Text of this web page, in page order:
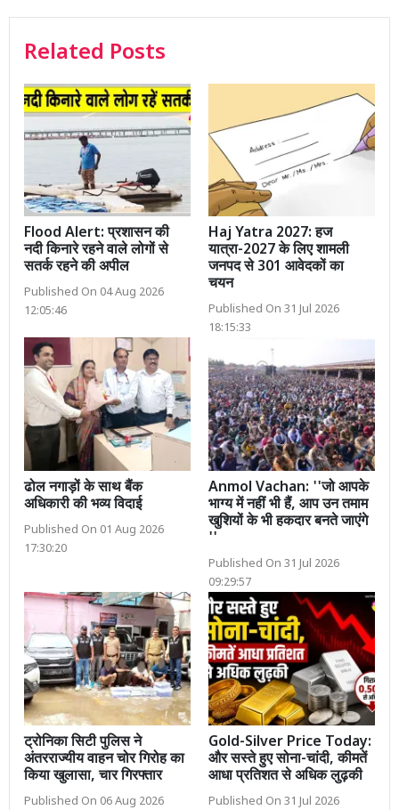
Related Posts
Flood Alert: प्रशासन की
नदी किनारे रहने वाले लोगों से
सतर्क रहने की अपील
Published On 04 Aug 2026
12:05:46
Haj Yatra 2027: हज
यात्रा-2027 के लिए शामली
जनपद से 301 आवेदकों का
चयन
Published On 31 Jul 2026
18:15:33
ढोल नगाड़ों के साथ बैंक
अधिकारी की भव्य विदाई
Published On 01 Aug 2026
17:30:20
Anmol Vachan: ''जो आपके
भाग्य में नहीं भी हैं, आप उन तमाम
खुशियों के भी हकदार बनते जाएंगे
''
Published On 31 Jul 2026
09:29:57
ट्रोनिका सिटी पुलिस ने
अंतरराज्यीय वाहन चोर गिरोह का
किया खुलासा, चार गिरफ्तार
Published On 06 Aug 2026
Gold-Silver Price Today:
और सस्ते हुए सोना-चांदी, कीमतें
आधा प्रतिशत से अधिक लुढ़की
Published On 31 Jul 2026